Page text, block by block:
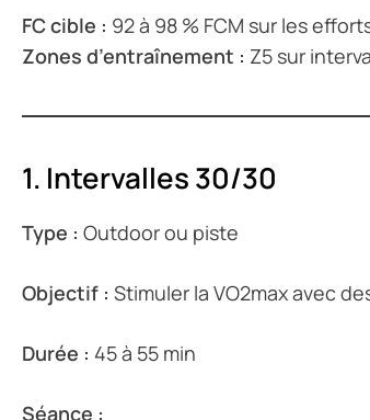
FC cible : 92 à 98 % FCM sur les
Zones d’entraînement : Z5 sur
1. Intervalles 30/30
Type : Outdoor ou piste
Objectif : Stimuler la VO2max avec
Durée : 45 à 55 min
Séance :